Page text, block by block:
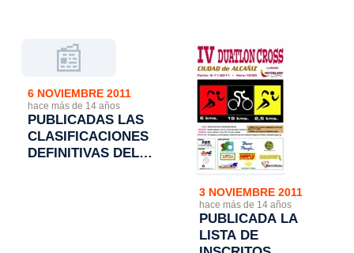
ARMANTES"
CALATAYUD
📰
6 NOVIEMBRE 2011
hace más de 14 años
PUBLICADAS LAS
CLASIFICACIONES
DEFINITIVAS DEL
3 NOVIEMBRE 2011
hace más de 14 años
PUBLICADA LA
LISTA DE